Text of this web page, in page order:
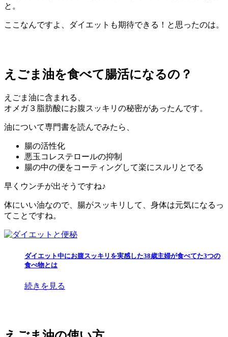
と。
ここなんですよ、ダイエットも期待できる！と思ったのは。
えごま油を食べて腸活になるの？
えごま油に含まれる、
オメガ３脂肪酸にお腹スッキリの秘密があったんです。
油について専門書を読んでみたら、
腸の活性化
悪玉コレステロールの抑制
腸の中の便をコーティングして楽にスルリとでる
早くウンチが出そうですね♪
体にいい油なので、腸がスッキリして、身体は元気になるっ
てことですね。
ダイエット中にお腹スッキリを実感した38歳主婦が食べてた3つの
食べ物とは
続きを見る